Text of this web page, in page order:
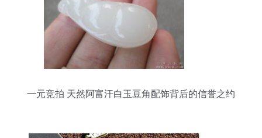
一元竞拍 天然阿富汗白玉豆角配饰背后的信誉之约